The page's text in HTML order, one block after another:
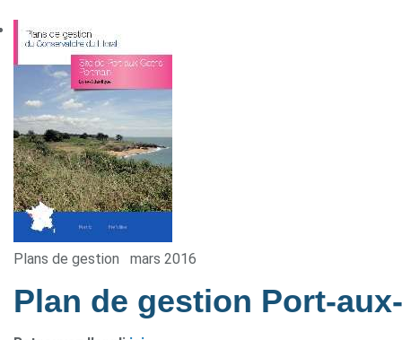
Plans de gestion mars 2016
Plan de gestion Port-